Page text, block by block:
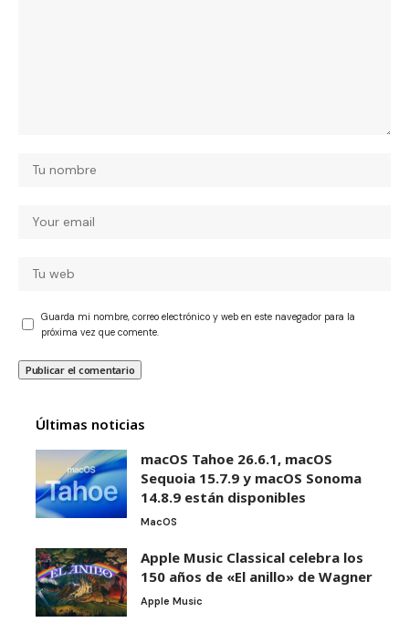
Guarda mi nombre, correo electrónico y web en este navegador para la
próxima vez que comente.
Últimas noticias
macOS Tahoe 26.6.1, macOS
Sequoia 15.7.9 y macOS Sonoma
14.8.9 están disponibles
MacOS
Apple Music Classical celebra los
150 años de «El anillo» de Wagner
Apple Music